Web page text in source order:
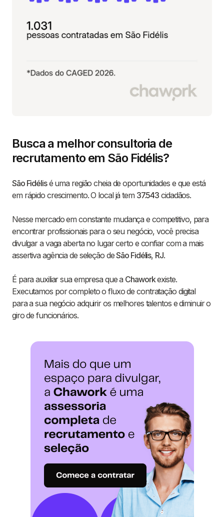
Busca a melhor consultoria de
recrutamento em São Fidélis?
São Fidélisé uma região cheia de oportunidades e que está
em rápido crescimento. O local já tem 37.543 cidadãos.
Nesse mercado em constante mudança e competitivo, para
encontrar profissionais para o seu negócio, você precisa
divulgar a vaga aberta no lugar certo e confiar com a mais
assertiva agência de seleção deSão Fidélis, RJ.
É para auxiliar sua empresa que a Chaworkexiste.
Executamos por completo o fluxo de contratação digital
para a sua negócio adquirir os melhores talentos e diminuir o
giro de funcionários.